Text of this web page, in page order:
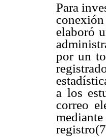
Para
elaboró
por un
a los
correo